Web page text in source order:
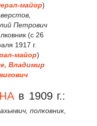
майор)
Петрович
(с 26
1917 г.
майор)
Владимир
в 1909 г.:
полковник,